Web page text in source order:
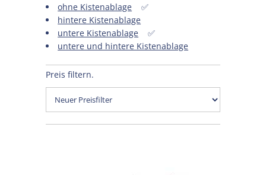
ohne Kistenablage ✅
hintere Kistenablage
untere Kistenablage ✅
untere und hintere Kistenablage
Preis filtern.